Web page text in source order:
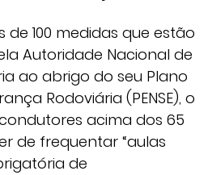
de 100 medidas que estão
Autoridade Nacional de
ao abrigo do seu Plano
Rodoviária (PENSE), o
acima dos 65
de frequentar “aulas
de